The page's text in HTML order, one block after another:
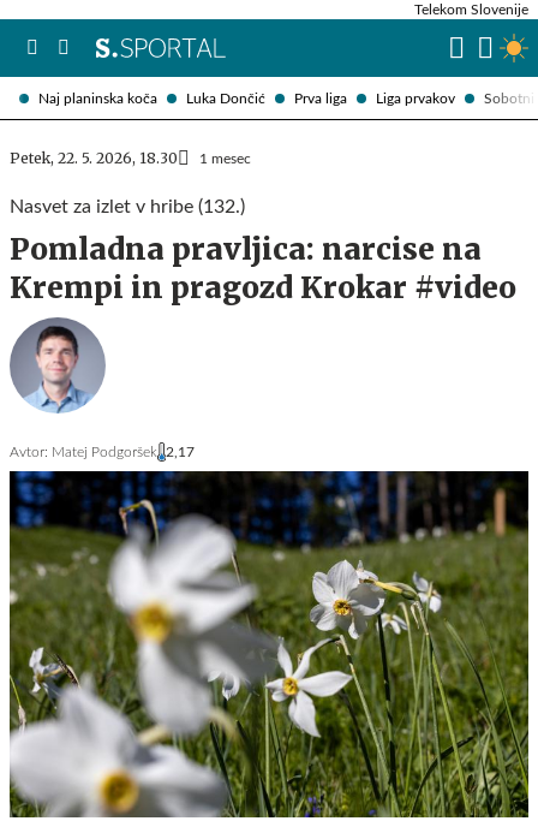
Naj planinska koča Luka Dončić Prva liga Liga prvakov Sobotni
Telekom Slovenije
Petek, 22. 5. 2026, 18.30 1 mesec
Nasvet za izlet v hribe (132.)
Pomladna pravljica: narcise na
Krempi in pragozd Krokar #video
Avtor: Matej Podgoršek 2,17